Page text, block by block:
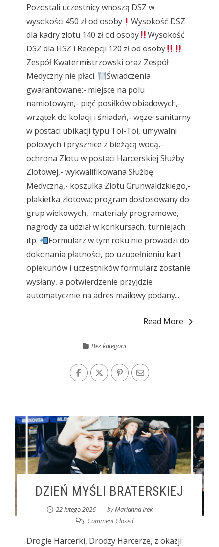
Pozostali uczestnicy wnoszą DSZ w
wysokości 450 zł od osoby
Wysokość DSZ
dla kadry zlotu 140 zł od osoby
Wysokość
DSZ dla HSZ i Recepcji 120 zł od osoby
Zespół Kwatermistrzowski oraz Zespół
Medyczny nie płaci.
Świadczenia
gwarantowane:- miejsce na polu
namiotowym,- pięć posiłków obiadowych,-
wrzątek do kolacji i śniadań,- węzeł sanitarny
w postaci ubikacji typu Toi-Toi, umywalni
polowych i prysznice z bieżącą wodą,-
ochrona Zlotu w postaci Harcerskiej Służby
Zlotowej,- wykwalifikowana Służbę
Medyczną,- koszulka Zlotu Grunwaldzkiego,-
plakietka zlotowa; program dostosowany do
grup wiekowych,- materiały programowe,-
nagrody za udział w konkursach, turniejach
itp.
Formularz w tym roku nie prowadzi do
dokonania płatności, po uzupełnieniu kart
opiekunów i uczestników formularz zostanie
wysłany, a potwierdzenie przyjdzie
automatycznie na adres mailowy podany...
Read More
Bez kategorii
DZIEŃ MYŚLI BRATERSKIEJ
22 lutego 2026 byMarianna Irek
Comment Closed
Drogie Harcerki, Drodzy Harcerze, z okazji